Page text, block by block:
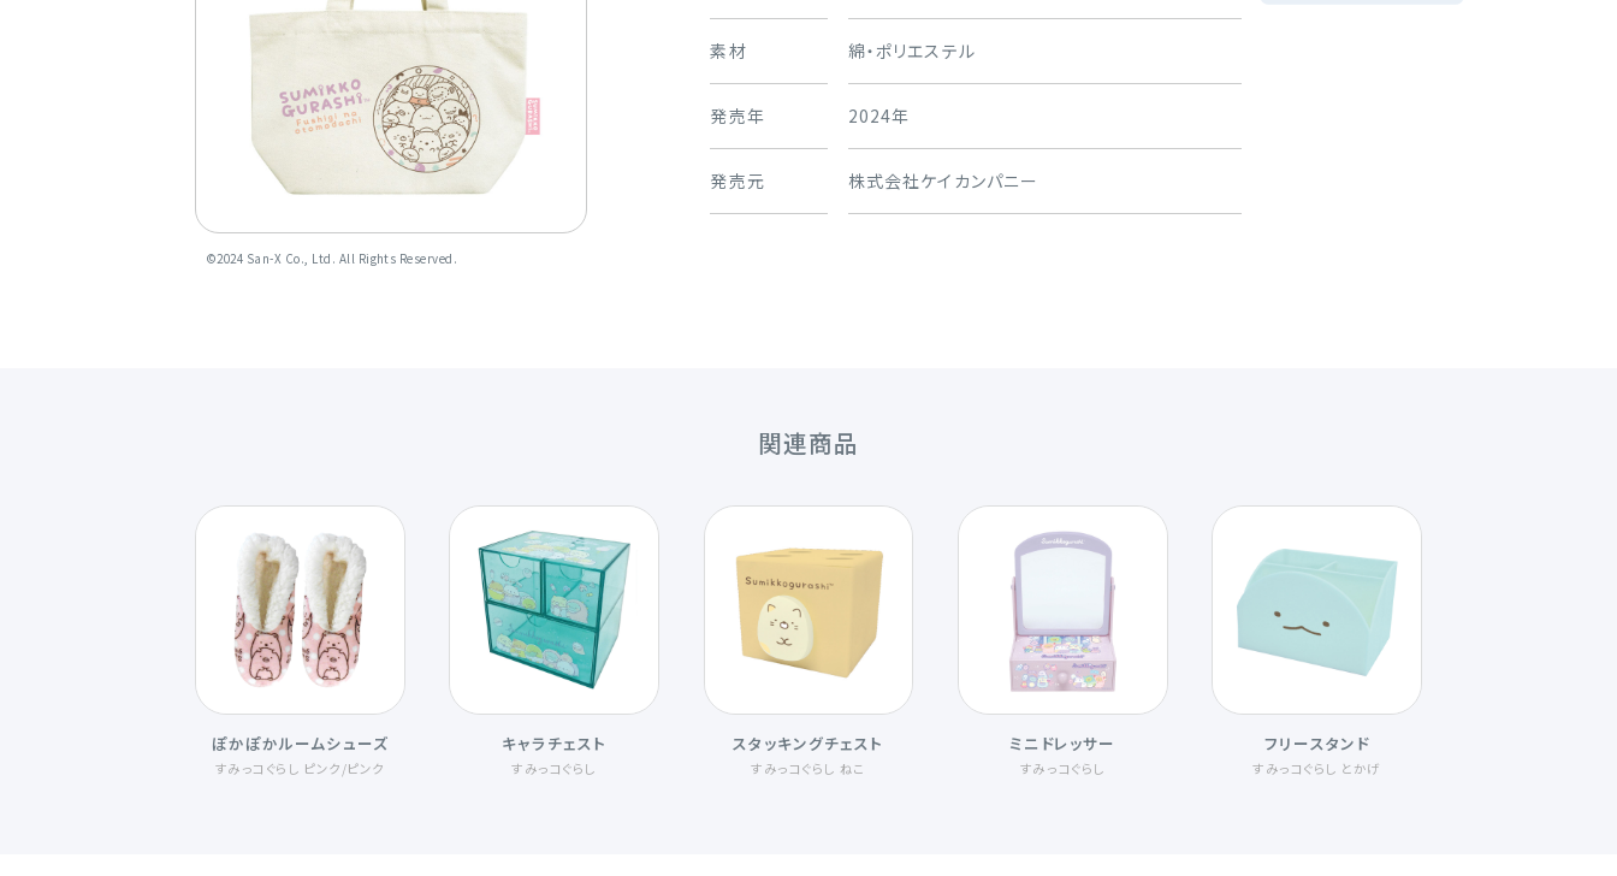
©︎2024 San-X Co., Ltd. All Rights Reserved.
素材 綿・ポリエステル
発売年 2024年
発売元 株式会社ケイカンパニー
関連商品
ぽかぽかルームシューズ
すみっコぐらし ピンク /ピンク
キャラチェスト
すみっコぐらし
スタッキングチェスト
すみっコぐらし ねこ
ミニドレッサー
すみっコぐらし
フリースタンド
すみっコぐらし とかげ